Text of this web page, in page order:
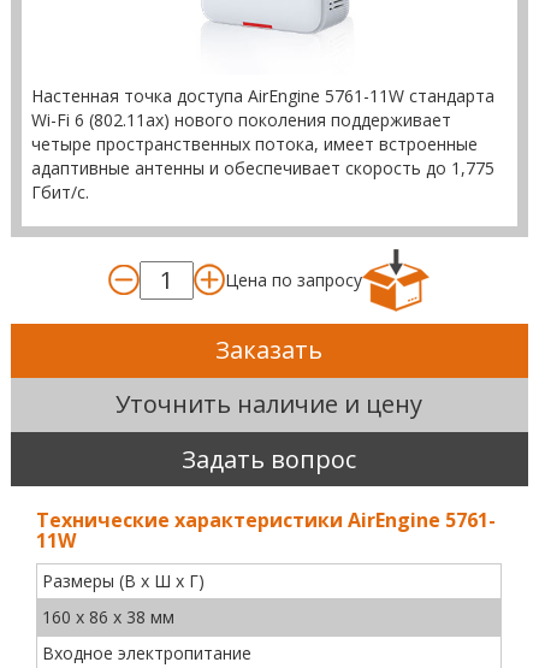
Настенная точка доступа AirEngine 5761-11W стандарта
Wi-Fi 6 (802.11ax) нового поколения поддерживает
четыре пространственных потока, имеет встроенные
адаптивные антенны и обеспечивает скорость до 1,775
Гбит/с.
Цена по запросу
Заказать
Уточнить наличие и цену
Задать вопрос
Технические характеристики AirEngine 5761-
11W
Размеры (В x Ш x Г)
160 x 86 x 38 мм
Входное электропитание